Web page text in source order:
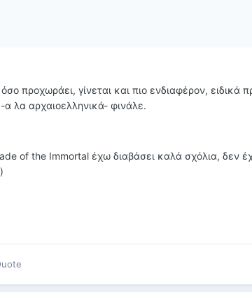
προχωράει, γίνεται και πιο ενδιαφέρον, ειδικά
α λα αρχαιοελληνικά- φινάλε.
of the Immortal έχω διαβάσει καλά σχόλια, δεν